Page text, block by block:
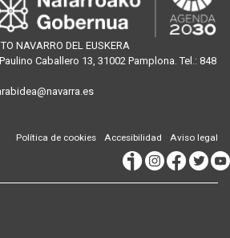
NAVARRO DEL EUSKERA
Caballero 13, 31002 Pamplona . Tel.: 848
Aviso legal
Accesibilidad
Política de cookies